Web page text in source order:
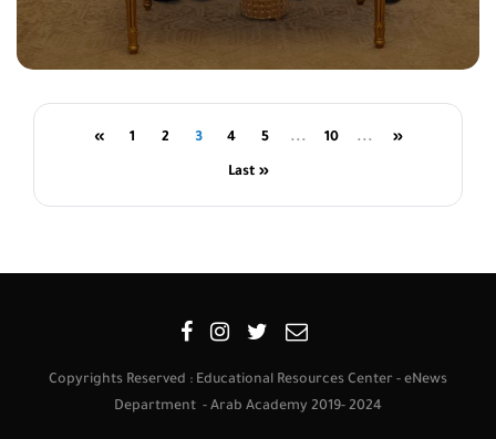
« 1 2 3 4 5 ... 10 ... »
Last »
Copyrights Reserved : Educational Resources Center - eNews
Department - Arab Academy 2019- 2024